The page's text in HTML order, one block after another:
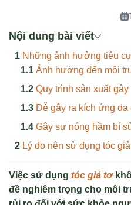
Nội dung bài viết
Những ảnh hưởng tiêu
Ảnh hưởng đến môi
Quy trình sản xuất
Dễ gây ra kích ứng da
Gây sự nóng hầm bí
Lý do nên sử dụng tóc
Việc sử dụng tóc giả tơ
đề nghiêm trọng cho môi